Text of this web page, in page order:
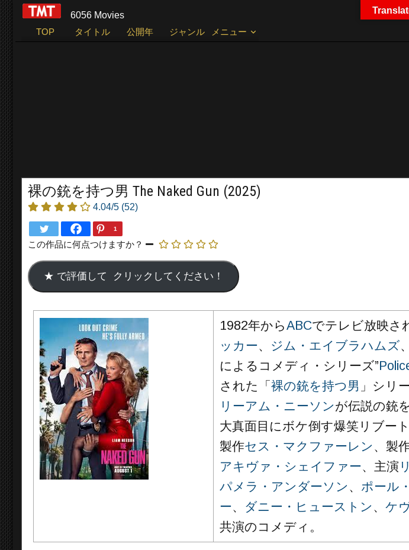
6056 Movies
TOP
タイトル 公開年 ジャンル メニュー
裸の銃を持つ男 The Naked Gun (2025)
4.04/5 (52)
1
この作品に何点つけますか？
1982年からABCでテレビ放映さ
ッカー、 ジム・エイブラハムズ、
によるコメディ・シリーズ”
された「 裸の銃を持つ男 」シリ
リーアム・ニーソンが伝説の銃
大真面目にボケ倒す爆笑リブート
製作セス・マクファーレン 、製
アキヴァ・シェイファー、主演
パメラ・アンダーソン 、 ポール
ー、 ダニー・ヒューストン 、 ケ
共演のコメディ。